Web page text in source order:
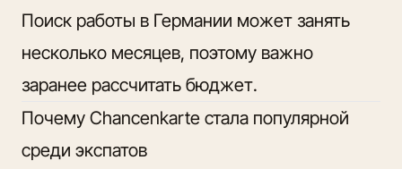
Поиск работы в Германии может занять
несколько месяцев, поэтому важно
заранее рассчитать бюджет.
Почему Chancenkarte стала популярной
среди экспатов